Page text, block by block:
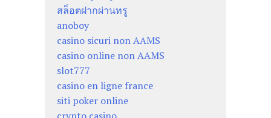
สล็อตฝากผ่านทรู
anoboy
casino sicuri non AAMS
casino online non AAMS
slot777
casino en ligne france
siti poker online